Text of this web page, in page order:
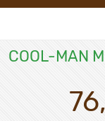
COOL-MAN